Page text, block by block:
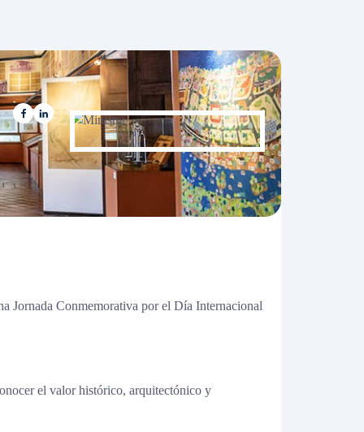
Jornada Conmemorativa por el Día Internacional
el valor histórico, arquitectónico y